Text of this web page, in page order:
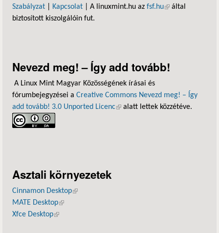
Szabályzat
Kapcsolat | A linuxmint.hu az fsf.hu(külső hivatkozás)
által
biztosított kiszolgálóin fut.
Nevezd meg! – Így add tovább!
A Linux Mint Magyar Közösségének írásai és
fórumbejegyzései a Creative Commons Nevezd meg! – Így
add tovább! 3.0 Unported Licenc(külső hivatkozás)
alatt lettek közzétéve.
Asztali környezetek
Cinnamon Desktop(külső hivatkozás)
MATE Desktop(külső hivatkozás)
Xfce Desktop(külső hivatkozás)